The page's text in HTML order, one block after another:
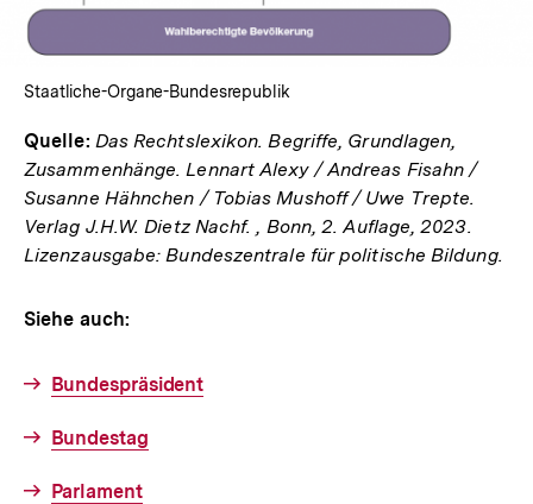
Staatliche-Organe-Bundesrepublik
Quelle: Das Rechtslexikon. Begriffe, Grundlagen,
Zusammenhänge. Lennart Alexy / Andreas Fisahn /
Susanne Hähnchen / Tobias Mushoff / Uwe Trepte.
Verlag J.H.W. Dietz Nachf. , Bonn, 2. Auflage, 2023.
Lizenzausgabe: Bundeszentrale für politische Bildung.
Siehe auch:
Bundespräsident
Bundestag
Parlament